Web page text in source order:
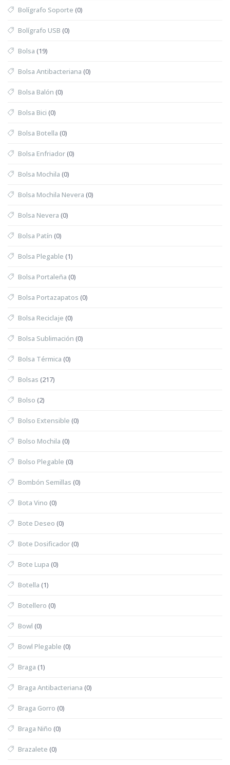
Bolígrafo Soporte (0)
Bolígrafo USB (0)
Bolsa (19)
Bolsa Antibacteriana (0)
Bolsa Balón (0)
Bolsa Bici (0)
Bolsa Botella (0)
Bolsa Enfriador(0)
Bolsa Mochila (0)
Bolsa Mochila Nevera (0)
Bolsa Nevera (0)
Bolsa Patín (0)
Bolsa Plegable (1)
Bolsa Portaleña (0)
Bolsa Portazapatos (0)
Bolsa Reciclaje (0)
Bolsa Sublimación (0)
Bolsa Térmica (0)
Bolsas (217)
Bolso (2)
Bolso Extensible (0)
Bolso Mochila (0)
Bolso Plegable (0)
Bombón Semillas (0)
Bota Vino (0)
Bote Deseo (0)
Bote Dosificador(0)
Bote Lupa (0)
Botella (1)
Botellero (0)
Bowl (0)
Bowl Plegable (0)
Braga (1)
Braga Antibacteriana (0)
Braga Gorro (0)
Braga Niño (0)
Brazalete (0)